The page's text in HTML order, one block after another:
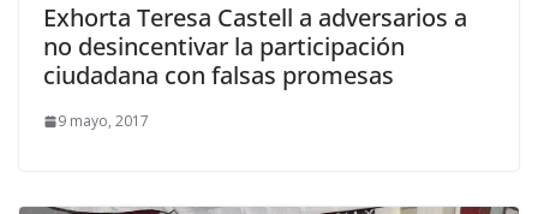
Exhorta Teresa Castell a adversarios a
no desincentivar la participación
ciudadana con falsas promesas
9 mayo, 2017